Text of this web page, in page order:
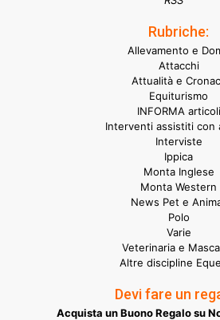
Rubriche:
Allevamento e
Attacchi
Attualità e
Equiturismo
INFORMA articoli
Interventi assistiti con
Interviste
Ippica
Monta Inglese
Monta Western
News Pet e
Polo
Varie
Veterinaria e
Altre discipline
Devi fare un
Acquista un Buono Regalo su